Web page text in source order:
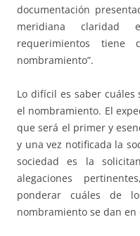
documentación
meridiana claridad
requerimientos
nombramiento”.
Lo difícil es saber
el nombramiento. El
que será el primer y
y una vez notificada la
sociedad es la
alegaciones
ponderar cuáles de
nombramiento se dan en